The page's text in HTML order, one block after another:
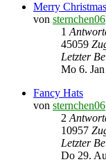
Merry Christmas
von sternchen06
1
45059
Letzter
Mo 6.
Fancy Hats
von sternchen06
2
10957
Letzter
Do 29.